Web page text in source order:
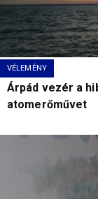
VÉLEMÉNY
Árpád vezér a
atomerőművet